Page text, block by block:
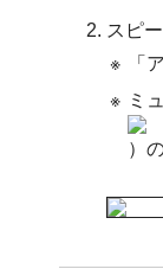
スピ
※
「
※ ミ
）